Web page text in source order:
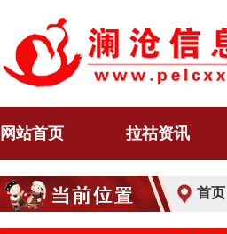
网站首页 拉祜资讯
首页